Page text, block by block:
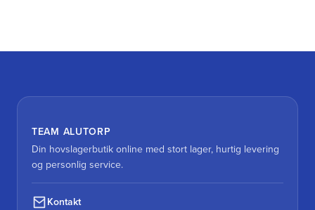
TEAM ALUTORP
Din hovslagerbutik online med stort lager, hurtig levering
og personlig service.
Kontakt